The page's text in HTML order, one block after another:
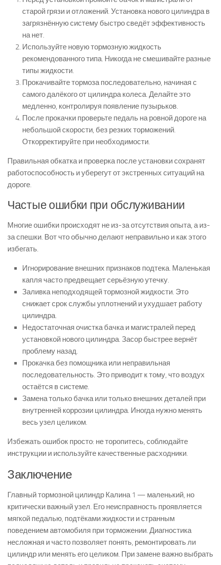
старой грязи и отложений. Установка нового цилиндра в
загрязнённую систему быстро сведёт эффективность
на нет.
Используйте новую тормозную жидкость
рекомендованного типа. Никогда не смешивайте разные
типы жидкости.
Прокачивайте тормоза последовательно, начиная с
самого далёкого от цилиндра колеса. Делайте это
медленно, контролируя появление пузырьков.
После прокачки проверьте педаль на ровной дороге на
небольшой скорости, без резких торможений.
Откорректируйте при необходимости.
Правильная обкатка и проверка после установки сохранят
работоспособность и уберегут от экстренных ситуаций на
дороге.
Частые ошибки при обслуживании
Многие ошибки происходят не из-за отсутствия опыта, а из-
за спешки. Вот что обычно делают неправильно и как этого
избегать.
Игнорирование внешних признаков подтека. Маленькая
капля часто предвещает серьёзную утечку.
Заливка неподходящей тормозной жидкости. Это
снижает срок службы уплотнений и ухудшает работу
цилиндра.
Недостаточная очистка бачка и магистралей перед
установкой нового цилиндра. Засор быстрее вернёт
проблему назад.
Прокачка без помощника или неправильная
последовательность. Это приводит к тому, что воздух
остаётся в системе.
Замена только бачка или только внешних деталей при
внутренней коррозии цилиндра. Иногда нужно менять
весь узел целиком.
Избежать ошибок просто: не торопитесь, соблюдайте
инструкции и используйте качественные расходники.
Заключение
Главный тормозной цилиндр Калина 1 — маленький, но
критически важный узел. Его неисправность проявляется
мягкой педалью, подтёками жидкости и странным
поведением автомобиля при торможении. Диагностика
несложная и часто позволяет понять, ремонтировать ли
цилиндр или менять его целиком. При замене важно выбрать